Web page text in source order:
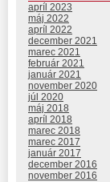
apríl 2023
máj 2022
apríl 2022
december 2021
marec 2021
február 2021
január 2021
november 2020
júl 2020
máj 2018
apríl 2018
marec 2018
marec 2017
január 2017
december 2016
november 2016